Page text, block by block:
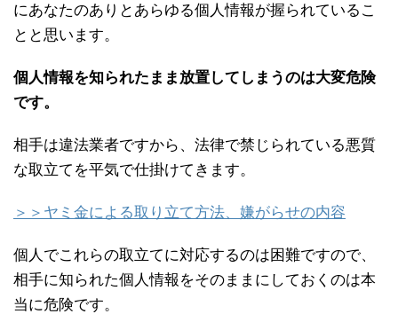
にあなたのありとあらゆる個人情報が握られているこ
とと思います。
個人情報を知られたまま放置してしまうのは大変危険
です。
相手は違法業者ですから、法律で禁じられている悪質
な取立てを平気で仕掛けてきます。
＞＞ヤミ金による取り立て方法、嫌がらせの内容
個人でこれらの取立てに対応するのは困難ですので、
相手に知られた個人情報をそのままにしておくのは本
当に危険です。